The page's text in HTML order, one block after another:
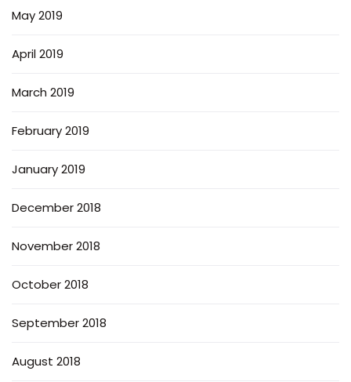
May 2019
April 2019
March 2019
February 2019
January 2019
December 2018
November 2018
October 2018
September 2018
August 2018